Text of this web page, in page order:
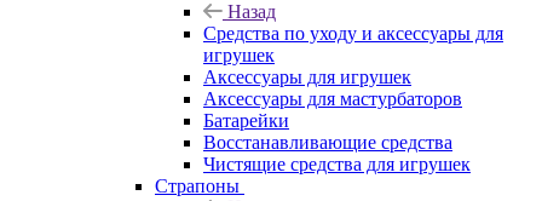
Назад
Средства по уходу и аксессуары для
игрушек
Аксессуары для игрушек
Аксессуары для мастурбаторов
Батарейки
Восстанавливающие средства
Чистящие средства для игрушек
Страпоны